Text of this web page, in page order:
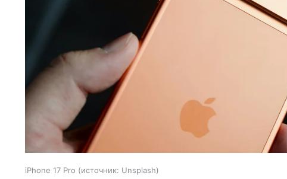
iPhone 17 Pro источник: Unsplash